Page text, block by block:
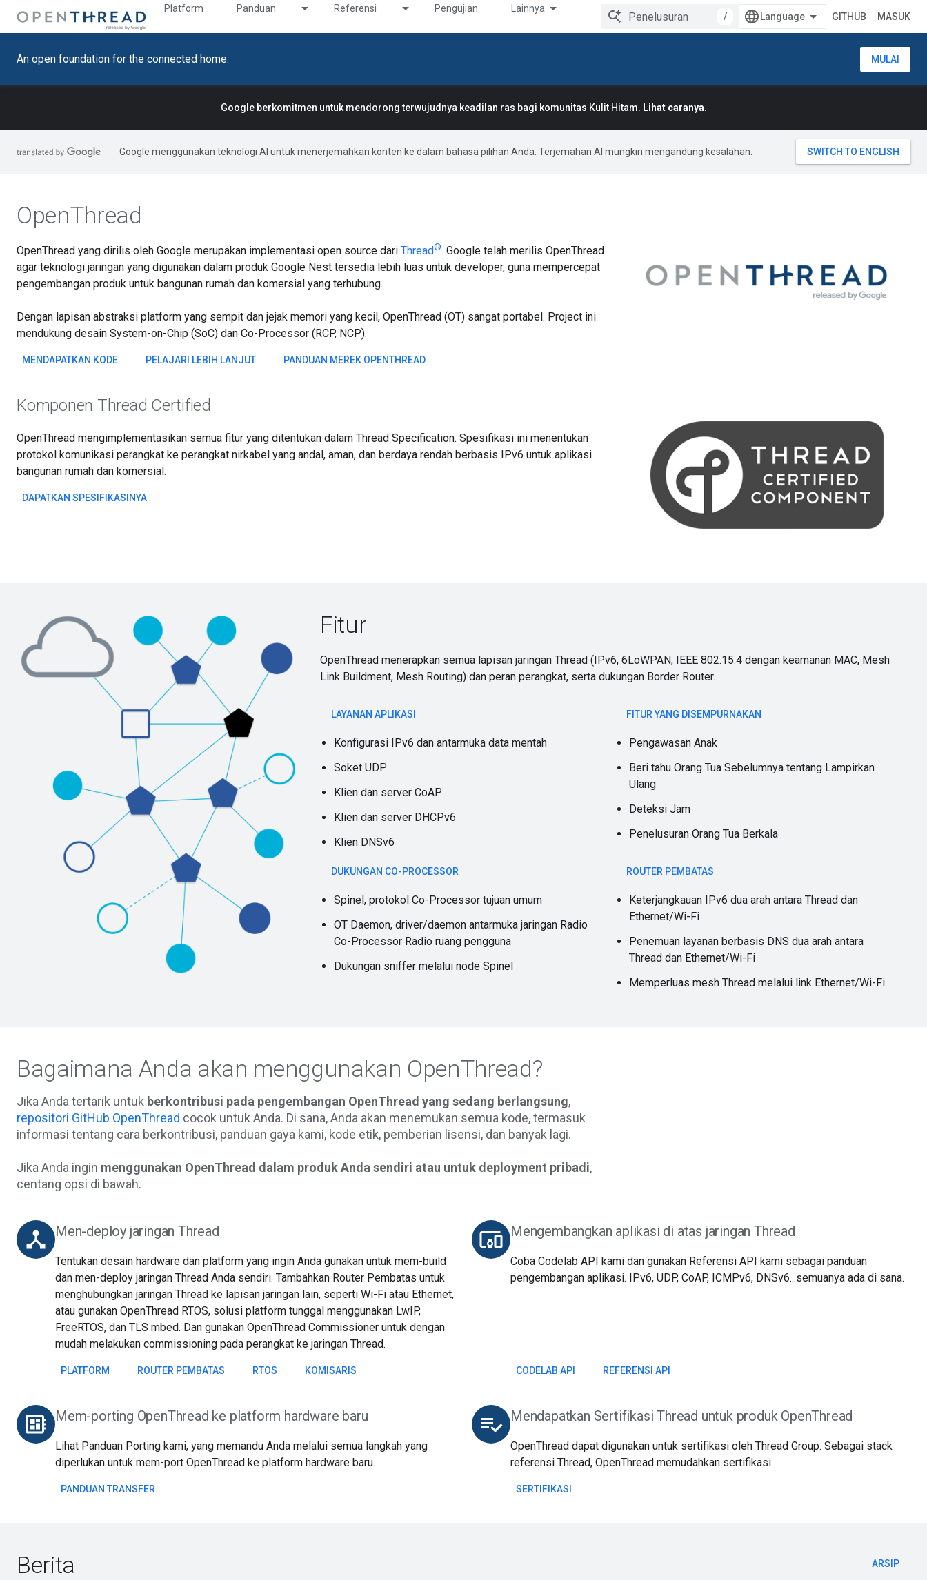
Platform Panduan Referensi Pengujian Lainnya
/ GITHUB MASUK
An open foundation for the connected home. MULAI
Google berkomitmen untuk mendorong terwujudnya keadilan ras bagi komunitas Kulit Hitam. Lihat caranya.
Google menggunakan teknologi AI untuk menerjemahkan konten ke dalam bahasa pilihan Anda. Terjemahan AI mungkin mengandung kesalahan.
OpenThread
OpenThread yang dirilis oleh Google merupakan implementasi open source dari Thread®. Google telah merilis OpenThread
agar teknologi jaringan yang digunakan dalam produk Google Nest tersedia lebih luas untuk developer, guna mempercepat
pengembangan produk untuk bangunan rumah dan komersial yang terhubung.
Dengan lapisan abstraksi platform yang sempit dan jejak memori yang kecil, OpenThread (OT) sangat portabel. Project ini
mendukung desain System-on-Chip (SoC) dan Co-Processor (RCP, NCP).
MENDAPATKAN KODE PELAJARI LEBIH LANJUT PANDUAN MEREK OPENTHREAD
Komponen Thread Certified
OpenThread mengimplementasikan semua fitur yang ditentukan dalam Thread Specification. Spesifikasi ini menentukan
protokol komunikasi perangkat ke perangkat nirkabel yang andal, aman, dan berdaya rendah berbasis IPv6 untuk aplikasi
bangunan rumah dan komersial.
DAPATKAN SPESIFIKASINYA
Fitur
OpenThread menerapkan semua lapisan jaringan Thread (IPv6, 6LoWPAN, IEEE 802.15.4 dengan keamanan MAC, Mesh
Link Buildment, Mesh Routing) dan peran perangkat, serta dukungan Border Router.
LAYANAN APLIKASI
Konfigurasi IPv6 dan antarmuka data mentah
Soket UDP
Klien dan server CoAP
Klien dan server DHCPv6
Klien DNSv6
FITUR YANG DISEMPURNAKAN
Pengawasan Anak
Beri tahu Orang Tua Sebelumnya tentang Lampirkan
Ulang
Deteksi Jam
Penelusuran Orang Tua Berkala
DUKUNGAN CO-PROCESSOR
Spinel, protokol Co-Processor tujuan umum
OT Daemon, driver/daemon antarmuka jaringan Radio
Co-Processor Radio ruang pengguna
Dukungan sniffer melalui node Spinel
ROUTER PEMBATAS
Keterjangkauan IPv6 dua arah antara Thread dan
Ethernet/Wi-Fi
Penemuan layanan berbasis DNS dua arah antara
Thread dan Ethernet/Wi-Fi
Memperluas mesh Thread melalui link Ethernet/Wi-Fi
Bagaimana Anda akan menggunakan OpenThread?
Jika Anda tertarik untuk berkontribusi pada pengembangan OpenThread yang sedang berlangsung,
repositori GitHub OpenThread cocok untuk Anda. Di sana, Anda akan menemukan semua kode, termasuk
informasi tentang cara berkontribusi, panduan gaya kami, kode etik, pemberian lisensi, dan banyak lagi.
Jika Anda ingin menggunakan OpenThread dalam produk Anda sendiri atau untuk deployment pribadi,
centang opsi di bawah.
device_hub Men-deploy jaringan Thread
Tentukan desain hardware dan platform yang ingin Anda gunakan untuk mem-build
dan men-deploy jaringan Thread Anda sendiri. Tambahkan Router Pembatas untuk
menghubungkan jaringan Thread ke lapisan jaringan lain, seperti Wi-Fi atau Ethernet,
atau gunakan OpenThread RTOS, solusi platform tunggal menggunakan LwIP,
FreeRTOS, dan TLS mbed. Dan gunakan OpenThread Commissioner untuk dengan
mudah melakukan commissioning pada perangkat ke jaringan Thread.
PLATFORM ROUTER PEMBATAS RTOS KOMISARIS
devices_other Mengembangkan aplikasi di atas jaringan Thread
Coba Codelab API kami dan gunakan Referensi API kami sebagai panduan
pengembangan aplikasi. IPv6, UDP, CoAP, ICMPv6, DNSv6...semuanya ada di sana.
CODELAB API REFERENSI API
developer_board Mem-porting OpenThread ke platform hardware baru
Lihat Panduan Porting kami, yang memandu Anda melalui semua langkah yang
diperlukan untuk mem-port OpenThread ke platform hardware baru.
PANDUAN TRANSFER
playlist_add_check Mendapatkan Sertifikasi Thread untuk produk OpenThread
OpenThread dapat digunakan untuk sertifikasi oleh Thread Group. Sebagai stack
referensi Thread, OpenThread memudahkan sertifikasi.
SERTIFIKASI
Berita ARSIP